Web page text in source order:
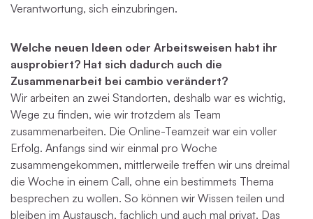
Verantwortung, sich einzubringen.
Welche neuen Ideen oder Arbeitsweisen habt ihr
ausprobiert? Hat sich dadurch auch die
Zusammenarbeit bei cambio verändert?
Wir arbeiten an zwei Standorten, deshalb war es wichtig,
Wege zu finden, wie wir trotzdem als Team
zusammenarbeiten. Die Online-Teamzeit war ein voller
Erfolg. Anfangs sind wir einmal pro Woche
zusammengekommen, mittlerweile treffen wir uns dreimal
die Woche in einem Call, ohne ein bestimmets Thema
besprechen zu wollen. So können wir Wissen teilen und
bleiben im Austausch, fachlich und auch mal privat. Das